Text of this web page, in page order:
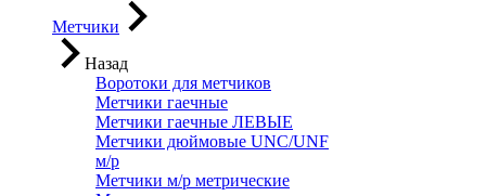
Метчики
Назад
Воротоки для метчиков
Метчики гаечные
Метчики гаечные ЛЕВЫЕ
Метчики дюймовые UNC/UNF
м/р
Метчики м/р метрические